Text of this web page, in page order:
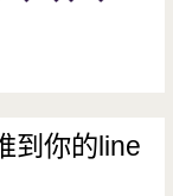
到你的line